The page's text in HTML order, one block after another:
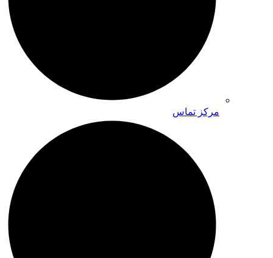
مرکز تماس